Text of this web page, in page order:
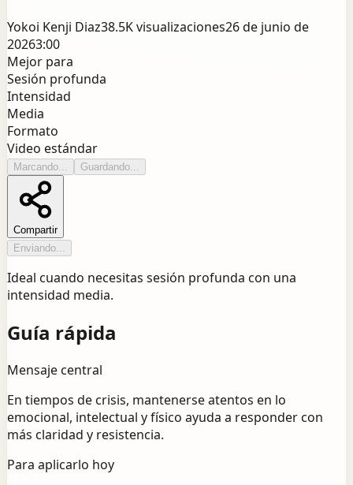
Yokoi Kenji Diaz38.5Kvisualizaciones26 de junio de
20263:00
Mejor para
Sesión profunda
Intensidad
Media
Formato
Video estándar
Marcando... Guardando...
Compartir
Enviando...
Ideal cuando necesitas sesión profunda con una
intensidad media.
Guía rápida
Mensaje central
En tiempos de crisis, mantenerse atentos en lo
emocional, intelectual y físico ayuda a responder con
más claridad y resistencia.
Para aplicarlo hoy